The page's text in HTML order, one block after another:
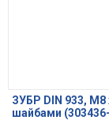
ЗУБР DIN 933,
шайбами